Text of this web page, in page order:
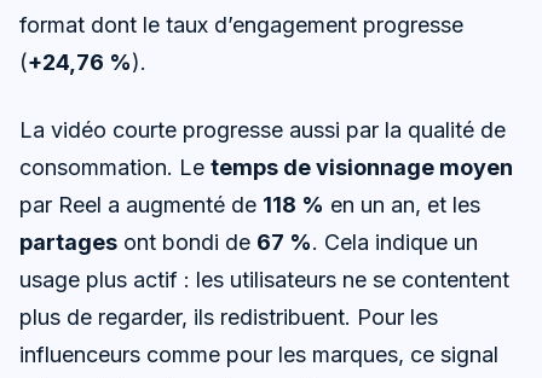
format dont le taux d’engagement progresse
(+24,76 %).
La vidéo courte progresse aussi par la qualité de
consommation. Le temps de visionnage moyen
par Reel a augmenté de 118 % en un an, et les
partages ont bondi de 67 %. Cela indique un
usage plus actif : les utilisateurs ne se contentent
plus de regarder, ils redistribuent. Pour les
influenceurs comme pour les marques, ce signal